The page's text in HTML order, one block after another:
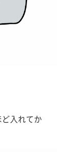
入れてか